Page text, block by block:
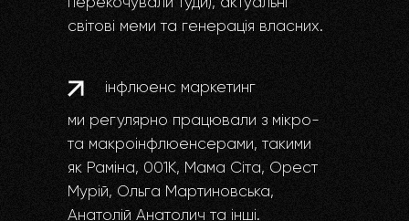
перекочували туди), актуальні
світові меми та генерація власних.
інфлюенс маркетинг
ми регулярно працювали з мікро-
та макроінфлюенсерами, такими
як Раміна, 001К, Мама Сіта, Орест
Мурій, Ольга Мартиновська,
Анатолій Анатолич та інші.